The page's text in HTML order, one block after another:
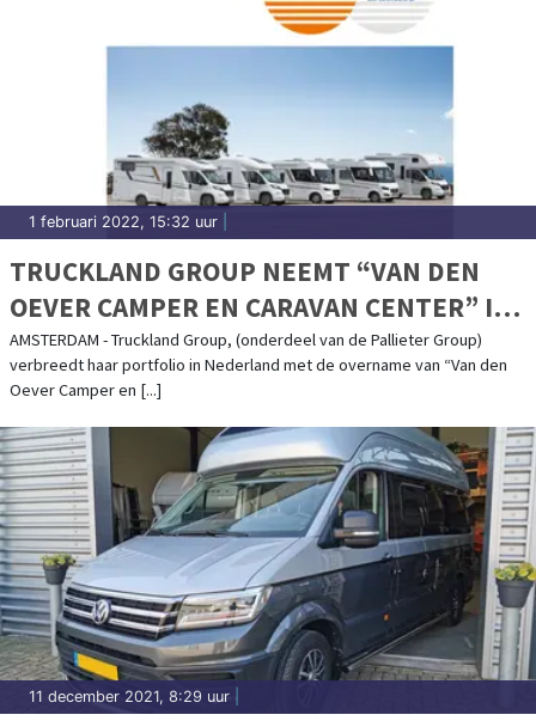
1 februari 2022, 15:32 uur
TRUCKLAND GROUP NEEMT “VAN DEN
OEVER CAMPER EN CARAVAN CENTER” IN
HERPEN OVER.
AMSTERDAM - Truckland Group, (onderdeel van de Pallieter Group)
verbreedt haar portfolio in Nederland met de overname van “Van den
Oever Camper en [...]
11 december 2021, 8:29 uur